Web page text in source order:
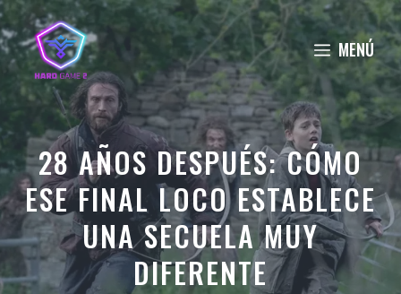
Saltar
al
contenido
MENÚ
28 AÑOS DESPUÉS: CÓMO
ESE FINAL LOCO ESTABLECE
UNA SECUELA MUY
DIFERENTE